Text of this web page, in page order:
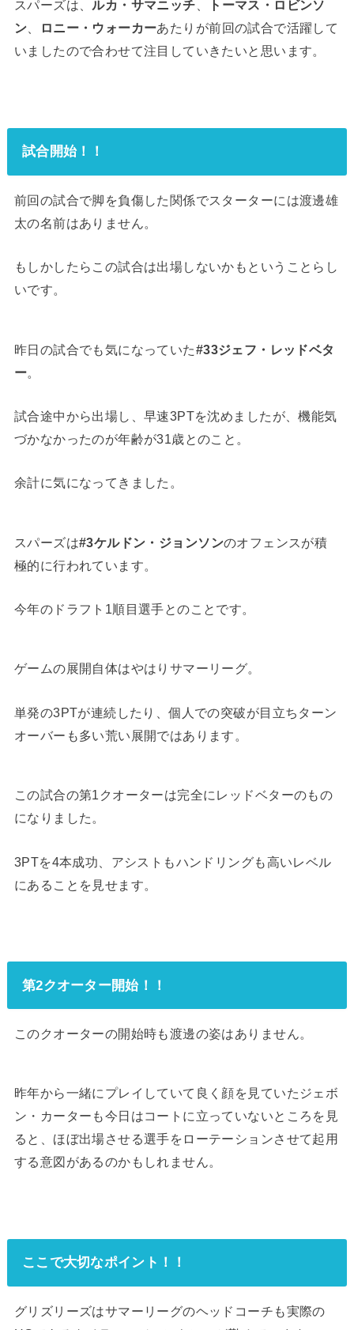
スパーズは、 ルカ・サマニッチ
トーマス・ロビンソ
ン
ロニー・ウォーカーあたりが前回の試合で活躍して
いましたので合わせて注目していきたいと思います。
試合開始！！
前回の試合で脚を負傷した関係でスターターには渡邊雄
太の名前はありません。
もしかしたらこの試合は出場しないかもということらし
いです。
昨日の試合でも気になっていた#33ジェフ・レッドベタ
ー。
試合途中から出場し、早速3PTを沈めましたが、機能気
づかなかったのが年齢が31歳とのこと。
余計に気になってきました。
スパーズは#3ケルドン・ジョンソンのオフェンスが積
極的に行われています。
今年のドラフト1順目選手とのことです。
ゲームの展開自体はやはりサマーリーグ。
単発の3PTが連続したり、個人での突破が目立ちターン
オーバーも多い荒い展開ではあります。
この試合の第1クオーターは完全にレッドベターのもの
になりました。
3PTを4本成功、アシストもハンドリングも高いレベル
にあることを見せます。
第2クオーター開始！！
このクオーターの開始時も渡邊の姿はありません。
昨年から一緒にプレイしていて良く顔を見ていたジェボ
ン・カーターも今日はコートに立っていないところを見
ると、ほぼ出場させる選手をローテーションさせて起用
する意図があるのかもしれません。
ここで大切なポイント！！
グリズリーズはサマーリーグのヘッドコーチも実際の